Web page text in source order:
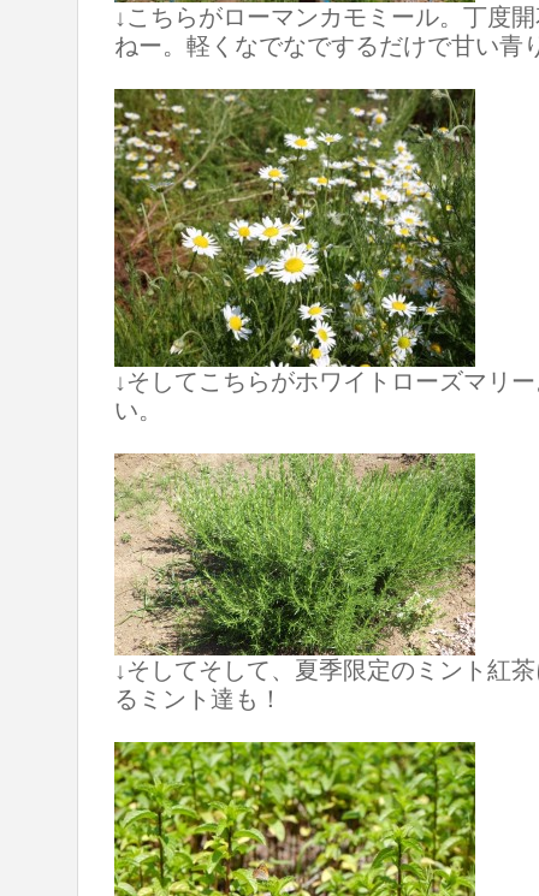
↓こちらがローマンカモミール。丁度
ねー。軽くなでなでするだけで甘い青
↓そしてこちらがホワイトローズマリ
い。
↓そしてそして、夏季限定のミント紅
るミント達も！